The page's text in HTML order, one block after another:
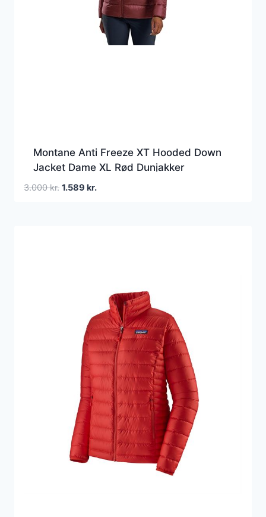
Montane Anti Freeze XT Hooded Down
Jacket Dame XL Rød Dunjakker
3.000kr. Den
1.589 kr.Den